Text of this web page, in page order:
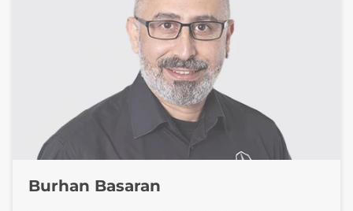
Burhan Basaran